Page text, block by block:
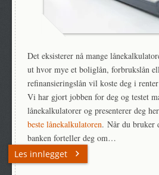
Det eksisterer nå mange
ut hvor mye et boliglån, forbrukslån
refinansieringslån vil koste deg i
Vi har gjort jobben for deg og testet
lånekalkulatorer og presenterer deg
beste lånekalkulatoren. Når du bruker
banken forteller deg om…
Les innlegget